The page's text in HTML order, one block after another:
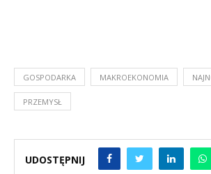
GOSPODARKA MAKROEKONOMIA
PRZEMYSŁ
UDOSTĘPNIJ